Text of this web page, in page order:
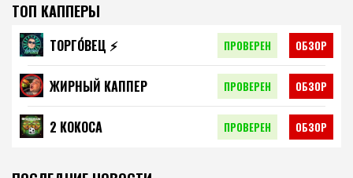
ТОП КАППЕРЫ
ТОРГО́ВЕЦ ⚡️ ПРОВЕРЕН ОБЗОР
ЖИРНЫЙ КАППЕР ПРОВЕРЕН ОБЗОР
2 КОКОСА ПРОВЕРЕН ОБЗОР